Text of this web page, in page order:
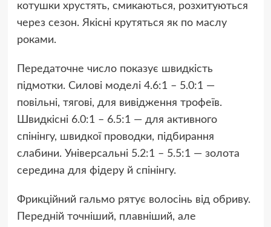
котушки хрустять, смикаються, розхитуються
через сезон. Якісні крутяться як по маслу
роками.
Передаточне число показує швидкість
підмотки. Силові моделі 4.6:1 – 5.0:1 —
повільні, тягові, для вивідження трофеїв.
Швидкісні 6.0:1 – 6.5:1 — для активного
спінінгу, швидкої проводки, підбирання
слабини. Універсальні 5.2:1 – 5.5:1 — золота
середина для фідеру й спінінгу.
Фрикційний гальмо рятує волосінь від обриву.
Передній точніший, плавніший, але